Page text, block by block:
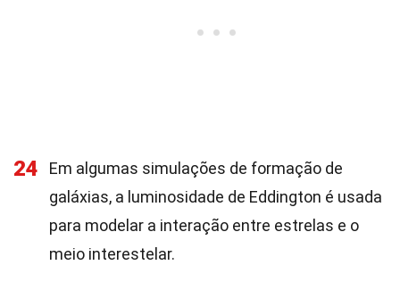
24
Em algumas simulações de formação de
galáxias, a luminosidade de Eddington é usada
para modelar a interação entre estrelas e o
meio interestelar.